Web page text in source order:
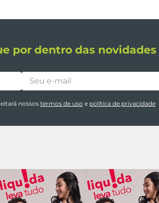
por dentro das novidades
nossos termos de uso e política de privacidade